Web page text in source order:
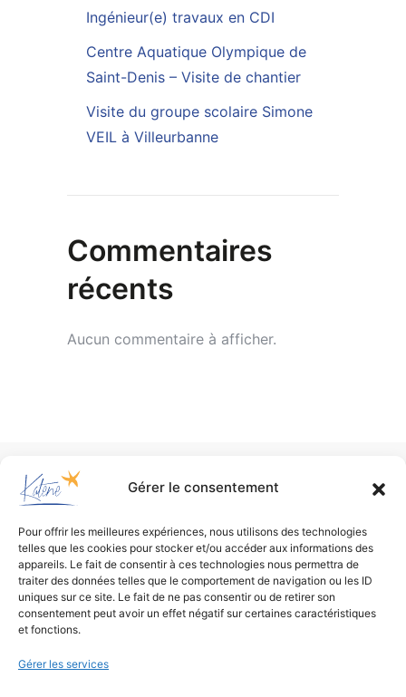
Gérer le consentement
Pour offrir les meilleures expériences, nous utilisons des technologies
telles que les cookies pour stocker et/ou accéder aux informations des
appareils. Le fait de consentir à ces technologies nous permettra de
traiter des données telles que le comportement de navigation ou les ID
uniques sur ce site. Le fait de ne pas consentir ou de retirer son
consentement peut avoir un effet négatif sur certaines caractéristiques
et fonctions.
Gérer les services
Ingénieur(e) travaux en CDI
Centre Aquatique Olympique de
Saint-Denis – Visite de chantier
Visite du groupe scolaire Simone
VEIL à Villeurbanne
Commentaires
récents
Aucun commentaire à afficher.
Bureau d’études